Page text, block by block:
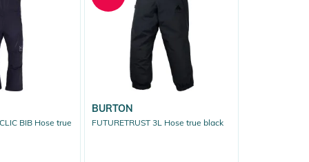
BIB Hose true
BURTON
FUTURETRUST 3L Hose true black